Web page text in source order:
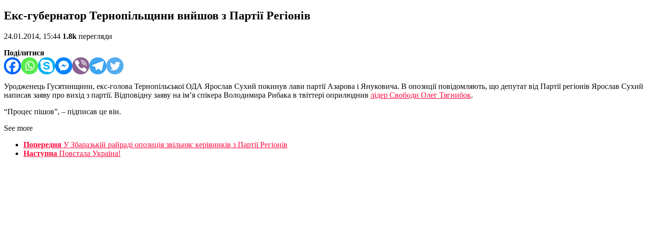
Екс-губернатор Тернопільщини вийшов з Партії Регіонів
24.01.2014, 15:44 1.8k перегляди
Поділитися
Уродженець Гусятинщини, екс-голова Тернопільської ОДА Ярослав Сухий покинув лави партії Азарова і Януковича. В опозиції повідомляють, що депутат від Партії регіонів Ярослав Сухий
написав заяву про вихід з партії. Відповідну заяву на ім’я спікера Володимира Рибака в твіттері оприлюднив лідер Свободи Олег Тягнибок.
“Процес пішов”, – підписав це він.
See more
Попередня У Збаразькій райраді опозиція звільняє керівників з Партії Регіонів
Наступна Повстала Україна!